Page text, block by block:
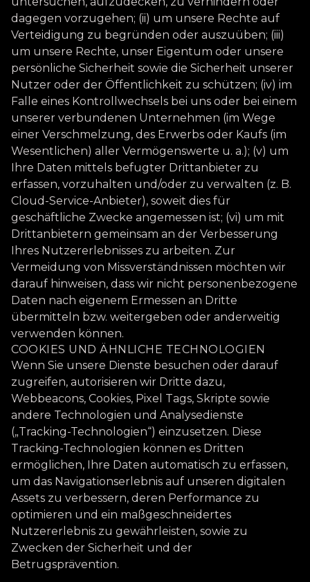
dagegen vorzugehen; (ii) um unsere Rechte auf
Verteidigung zu begründen oder auszuüben; (iii)
um unsere Rechte, unser Eigentum oder unsere
persönliche Sicherheit sowie die Sicherheit unserer
Nutzer oder der Öffentlichkeit zu schützen; (iv) im
Falle eines Kontrollwechsels bei uns oder bei einem
unserer verbundenen Unternehmen (im Wege
einer Verschmelzung, des Erwerbs oder Kaufs (im
Wesentlichen) aller Vermögenswerte u. a.); (v) um
Ihre Daten mittels befugter Drittanbieter zu
erfassen, vorzuhalten und/oder zu verwalten (z. B.
Cloud-Service-Anbieter), soweit dies für
geschäftliche Zwecke angemessen ist; (vi) um mit
Drittanbietern gemeinsam an der Verbesserung
Ihres Nutzererlebnisses zu arbeiten. Zur
Vermeidung von Missverständnissen möchten wir
darauf hinweisen, dass wir nicht personenbezogene
Daten nach eigenem Ermessen an Dritte
übermitteln bzw. weitergeben oder anderweitig
verwenden können.
COOKIES UND ÄHNLICHE TECHNOLOGIEN
Wenn Sie unsere Dienste besuchen oder darauf
zugreifen, autorisieren wir Dritte dazu,
Webbeacons, Cookies, Pixel Tags, Skripte sowie
andere Technologien und Analysedienste
(„Tracking-Technologien“) einzusetzen. Diese
Tracking-Technologien können es Dritten
ermöglichen, Ihre Daten automatisch zu erfassen,
um das Navigationserlebnis auf unseren digitalen
Assets zu verbessern, deren Performance zu
optimieren und ein maßgeschneidertes
Nutzererlebnis zu gewährleisten, sowie zu
Zwecken der Sicherheit und der
Betrugsprävention.